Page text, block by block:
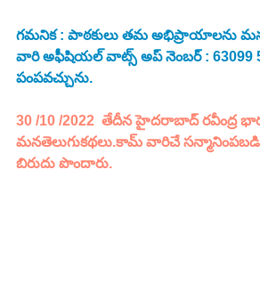
గమనిక : పాఠకులు తమ అభిప్రాయాలను
వారి అఫీషియల్ వాట్స్ అప్ నెంబర్ : 63099
పంపవచ్చును.
30 /10 /2022  తేదీన హైదరాబాద్ రవీంద్ర
మనతెలుగుకథలు.కామ్ వారిచే
బిరుదు పొందారు.